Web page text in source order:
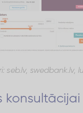
seb.lv, swedbank.lv,
konsultācijai